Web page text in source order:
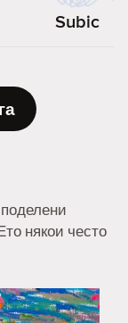
Subic
някои често